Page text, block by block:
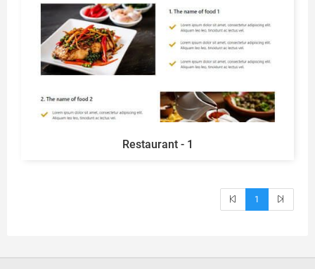
Restaurant - 1
1